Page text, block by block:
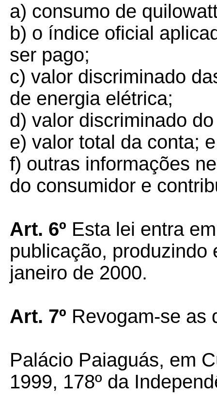
a) consumo de
b) o índice oficial
ser pago;
c) valor discriminado
de energia elétrica;
d) valor discriminado
e) valor total da conta; e
f) outras informações
do consumidor e
Art. 6º Esta lei entra
publicação, produzindo
janeiro de 2000.
Art. 7º Revogam-se as
Palácio Paiaguás, em
1999, 178º da